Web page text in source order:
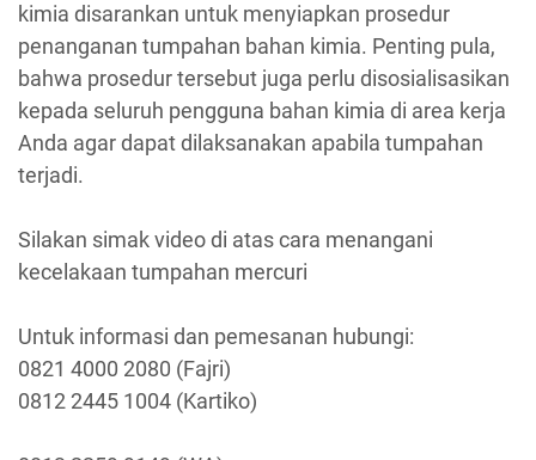
kimia disarankan untuk menyiapkan prosedur
penanganan tumpahan bahan kimia. Penting pula,
bahwa prosedur tersebut juga perlu disosialisasikan
kepada seluruh pengguna bahan kimia di area kerja
Anda agar dapat dilaksanakan apabila tumpahan
terjadi.
Silakan simak video di atas cara menangani
kecelakaan tumpahan mercuri
Untuk informasi dan pemesanan hubungi:
0821 4000 2080 (Fajri)
0812 2445 1004 (Kartiko)